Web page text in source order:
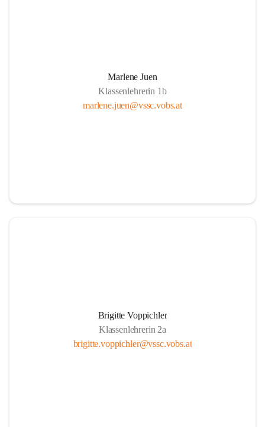
Marlene Juen
Klassenlehrerin 1b
marlene.juen@vssc.vobs.at
Brigitte Voppichler
Klassenlehrerin 2a
brigitte.voppichler@vssc.vobs.at